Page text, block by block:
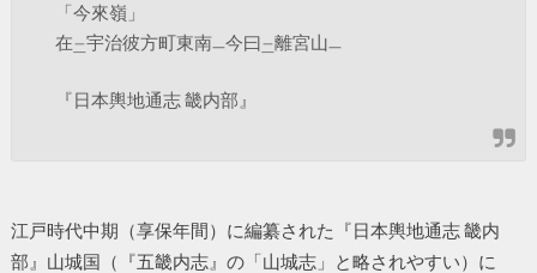
「今來嶺」
在二宇治彼方町東南一今曰二離宮山一
『日本輿地通志 畿内部』
江戸時代中期（享保年間）に編纂された『日本輿地通志 畿内
部』山城国（『五畿内志』の「山城志」と略されやすい）に